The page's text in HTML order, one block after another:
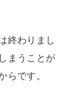
終わりまし
まうことが
らです。